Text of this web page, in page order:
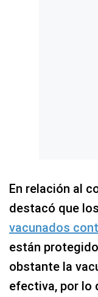
En relación al
destacó que
vacunados
están
obstante la
efectiva, por lo